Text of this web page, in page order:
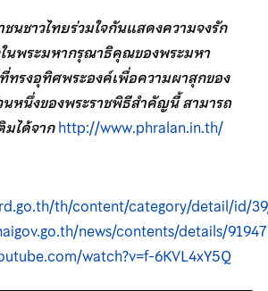
นชาวไทยร่วมใจกันแสดงความจงรัก
พระมหากรุณาธิคุณของพระมหา
รงอุทิศพระองค์เพื่อความผาสุกของ
หนึ่งของพระราชพิธีสำคัญนี้ สามารถ
ได้จากhttp://www.phralan.in.th/
th/content/category/detail/id/
news/contents/details/91947
watch?v=f-6KVL4xY5Q